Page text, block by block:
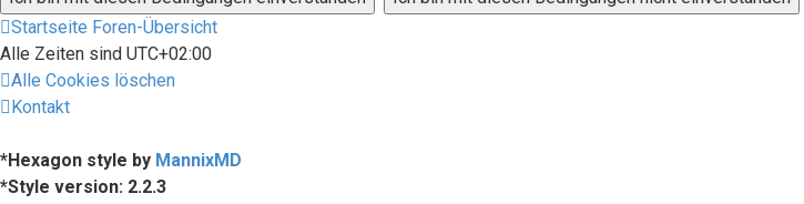
Startseite Foren-Übersicht
Alle Zeiten sind UTC+02:00
Alle Cookies löschen
Kontakt
*Hexagon style by MannixMD
*Style version: 2.2.3